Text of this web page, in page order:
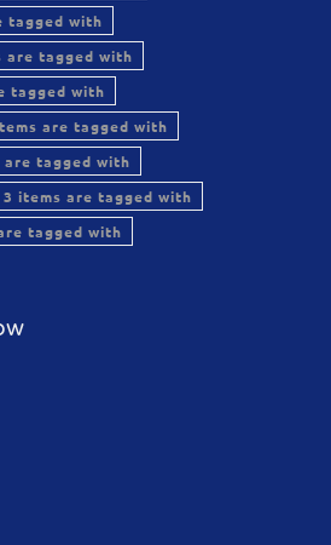
tagged with
are tagged with
tagged with
are tagged with
are tagged with
3 items are tagged with
tagged with